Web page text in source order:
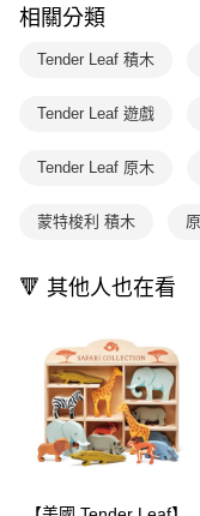
帳／街口支付／iPASS
【注意事項】
買賣價金債權讓與本公司
資料（包含姓名、電話或
２．訂單成立數日內，您
ATM／網路銀行／等多元
購買商品的店家。未經商
是否繳費成功／繳費後需
易，需依本服務之必要範
權轉讓予恩沛科技股份有限
２．關於個人資料處理事
https://aftee.tw/terms/
３．未成年的使用者請事
「AFTEE先享後付」，
任。
４．使用「AFTEE先享
時審查核予不同之上限額
５．嚴禁一人註冊多個帳
每筆NT$200
相關分類
Tender Leaf 積木
Tender Leaf 遊戲
Tender Leaf 原木
蒙特梭利 積木
🔻 其他人也在看